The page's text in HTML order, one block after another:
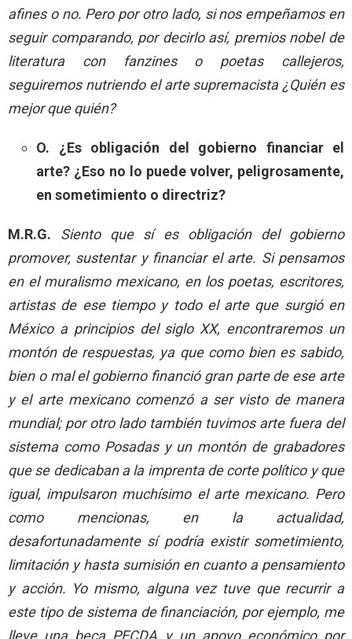
afines o no. Pero por otro lado, si nos empeñamos en
seguir comparando, por decirlo así, premios nobel de
literatura con fanzines o poetas callejeros,
seguiremos nutriendo el arte supremacista ¿Quién es
mejor que quién?
O. ¿Es obligación del gobierno financiar el
arte? ¿Eso no lo puede volver, peligrosamente,
en sometimiento o directriz?
M.R.G.
Siento que sí es obligación del gobierno
promover, sustentar y financiar el arte. Si pensamos
en el muralismo mexicano, en los poetas, escritores,
artistas de ese tiempo y todo el arte que surgió en
México a principios del siglo XX, encontraremos un
montón de respuestas, ya que como bien es sabido,
bien o mal el gobierno financió gran parte de ese arte
y el arte mexicano comenzó a ser visto de manera
mundial; por otro lado también tuvimos arte fuera del
sistema como Posadas y un montón de grabadores
que se dedicaban a la imprenta de corte político y que
igual, impulsaron muchísimo el arte mexicano. Pero
como mencionas, en la actualidad,
desafortunadamente sí podría existir sometimiento,
limitación y hasta sumisión en cuanto a pensamiento
y acción. Yo mismo, alguna vez tuve que recurrir a
este tipo de sistema de financiación, por ejemplo, me
lleve una beca PECDA y un apoyo económico por